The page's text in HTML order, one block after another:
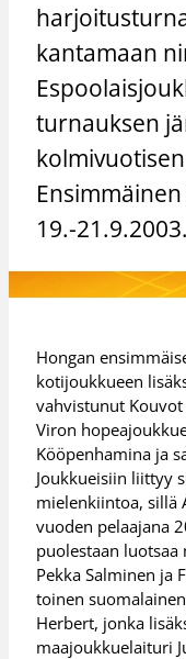
kantamaan
turnauksen
19.-21.9.2003.
Hongan
kotijoukkueen
vahvistunut Kouvot
Viron
Kööpenhamina ja
Joukkueisiin liittyy
mielenkiintoa, sillä
vuoden pelaajana
puolestaan
Pekka Salminen ja
toinen
Herbert, jonka
maajoukkuelaituri